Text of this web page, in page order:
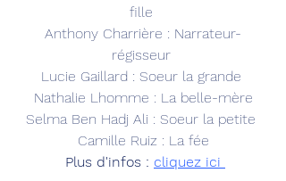
fille
Anthony Charrière : Narrateur-
régisseur
Lucie Gaillard : Soeur la grande
Nathalie Lhomme : La belle-mère
Selma Ben Hadj Ali : Soeur la petite
Camille Ruiz : La fée
Plus d'infos : cliquez ici